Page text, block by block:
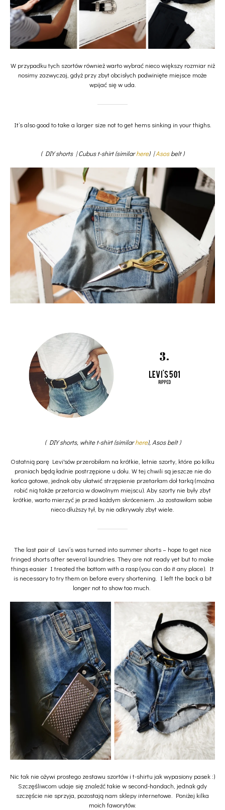
W przypadku tych szortów również warto wybrać nieco większy rozmiar niż
nosimy zazwyczaj, gdyż przy zbyt obcisłych podwinięte miejsce może
wpijać się w uda.
It’s also good to take a larger size not to get hems sinking in your thighs.
( DIY shorts | Cubus t-shirt (similarhere) |Asosbelt )
( DIY shorts, white t-shirt (similarhere), Asos belt )
Ostatnią parę Levi'sów przerobiłam na krótkie, letnie szorty, które po kilku
praniach będą ładnie postrzępione u dołu. W tej chwili są jeszcze nie do
końca gotowe, jednak aby ułatwić strzępienie przetarłam doł tarką (można
robić nią także przetarcia w dowolnym miejscu). Aby szorty nie były zbyt
krótkie, warto mierzyć je przed każdym skróceniem. Ja zostawiłam sobie
nieco dłuższy tył, by nie odkrywały zbyt wiele.
The last pair of Levi’s was turned into summer shorts – hope to get nice
fringed shorts after several laundries. They are not ready yet but to make
things easier I treated the bottom with a rasp (you can do it any place). It
is necessary to try them on before every shortening. I left the back a bit
longer not to show too much.
Nic tak nie ożywi prostego zestawu szortów i t-shirtu jak wypasiony pasek :)
Szczęśliwcom udaje się znaleźć takie w second-handach, jednak gdy
szczęście nie sprzyja, pozostają nam sklepy internetowe. Poniżej kilka
moich faworytów.